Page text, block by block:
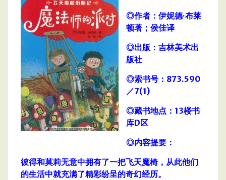
◎作者：伊妮德·布莱
顿著；侯佳译
◎出版：吉林美术出
版社
◎索书号：873.590
／7(1)
◎藏书地点：13楼书
库D区
◎内容提要：
彼得和莫莉无意中拥有了一把飞天魔椅，从此他们
的生活中就充满了精彩纷呈的奇幻经历。